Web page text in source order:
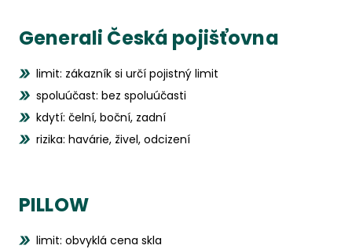
Generali Česká pojišťovna
limit: zákazník si určí pojistný limit
spoluúčast: bez spoluúčasti
kdytí: čelní, boční, zadní
rizika: havárie, živel, odcizení
PILLOW
limit: obvyklá cena skla